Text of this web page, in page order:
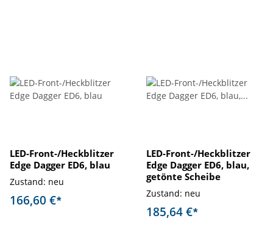
LED-Front-/Heckblitzer
Edge Dagger ED6, blau
Zustand: neu
166,60 €*
LED-Front-/Heckblitzer
Edge Dagger ED6, blau,
getönte Scheibe
Zustand: neu
185,64 €*